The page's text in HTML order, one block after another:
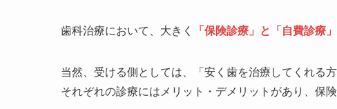
歯科治療において、大きく 「保険診療」と「自費診療」
当然、受ける側としては、「安く歯を治療してくれる
それぞれの診療にはメリット・デメリットがあり、保